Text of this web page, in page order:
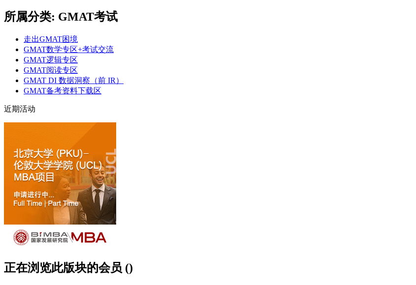
所属分类: GMAT考试
走出GMAT困境
GMAT数学专区+考试交流
GMAT逻辑专区
GMAT阅读专区
GMAT DI 数据洞察（前 IR）
GMAT备考资料下载区
近期活动
正在浏览此版块的会员 ()